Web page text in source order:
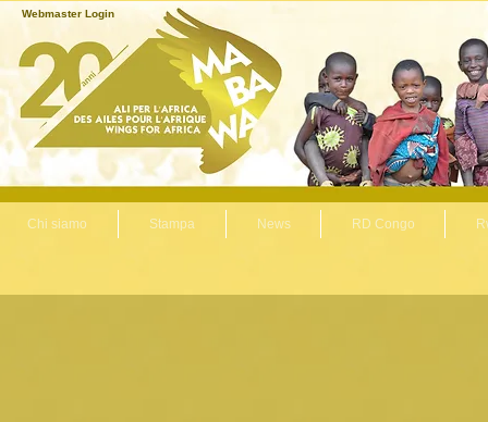
Webmaster Login
Chi siamo Stampa News RD Congo